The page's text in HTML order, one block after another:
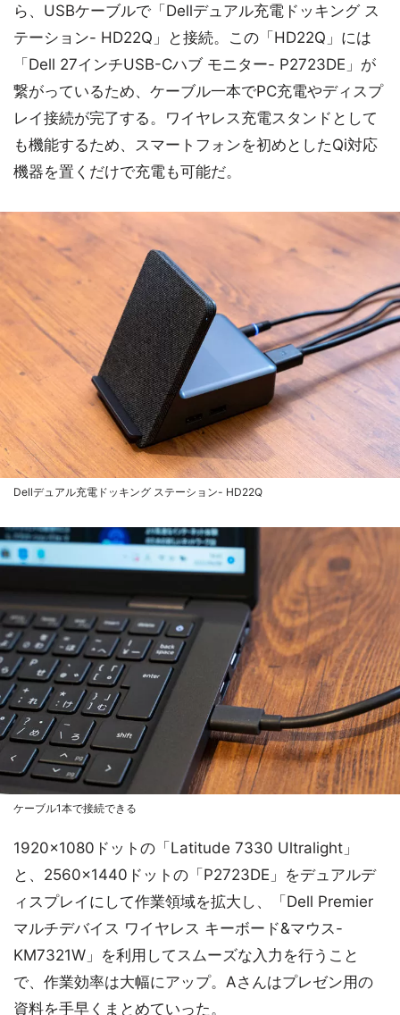
ら、USBケーブルで「Dellデュアル充電ドッキング ス
テーション- HD22Q」と接続。この「HD22Q」には
「Dell 27インチUSB-Cハブ モニター- P2723DE」が
繋がっているため、ケーブル一本でPC充電やディスプ
レイ接続が完了する。ワイヤレス充電スタンドとして
も機能するため、スマートフォンを初めとしたQi対応
機器を置くだけで充電も可能だ。
Dellデュアル充電ドッキング ステーション- HD22Q
ケーブル1本で接続できる
1920×1080ドットの「Latitude 7330 Ultralight」
と、2560×1440ドットの「P2723DE」をデュアルデ
ィスプレイにして作業領域を拡大し、「Dell Premier
マルチデバイス ワイヤレス キーボード&マウス-
KM7321W」を利用してスムーズな入力を行うこと
で、作業効率は大幅にアップ。Aさんはプレゼン用の
資料を手早くまとめていった。